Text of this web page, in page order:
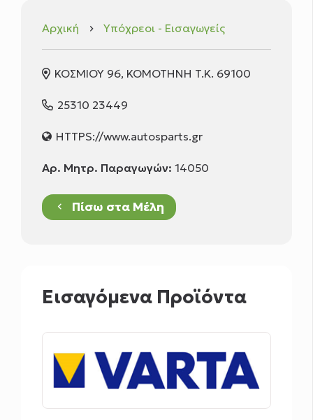
Αρχική keyboard_arrow_right Υπόχρεοι - Εισαγωγείς
ΚΟΣΜΙΟΥ 96, ΚΟΜΟΤΗΝΗ T.K. 69100
25310 23449
HTTPS://www.autosparts.gr
Αρ. Μητρ. Παραγωγών: 14050
keyboard_arrow_left Πίσω στα Μέλη
Εισαγόμενα Προϊόντα